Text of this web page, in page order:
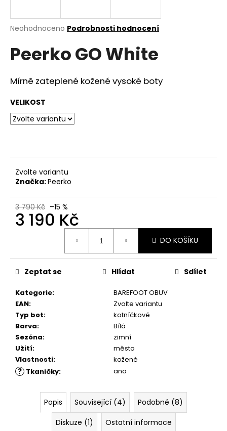
Průměrné
produktu
je
z
5
Neohodnoceno Podrobnosti hodnocení
Peerko GO White
Mírně zateplené kožené vysoké boty
VELIKOST
Zvolte variantu
Značka:Peerko
3 790 Kč –15 %
3 190 Kč
DO KOŠÍKU
Kategorie:
BAREFOOT OBUV
EAN:
Zvolte variantu
Typ bot:
kotníčkové
Barva:
Bílá
Sezóna:
zimní
Užití:
město
Vlastnosti: kožené
? Tkaničky: ano
Zeptat se Hlídat Sdílet
Popis Související (4)
Podobné (8)
Diskuze (1)
Ostatní informace
j
t
?
D
o
p
o
u
č
e
m
RUSTIC
CREAM
75ML
239
Kč